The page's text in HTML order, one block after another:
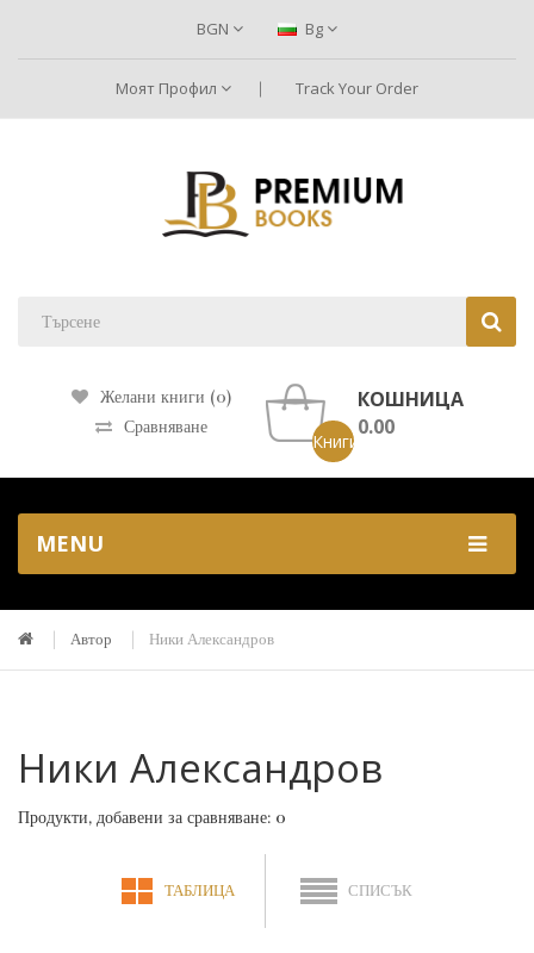
BGN Bg
Моят Профил Track Your Order
Желани книги (0)
Сравняване
Книги: 0 ()
КОШНИЦА
0.00
MENU
Автор Ники Александров
Ники Александров
Продукти, добавени за сравняване: 0
ТАБЛИЦА СПИСЪК